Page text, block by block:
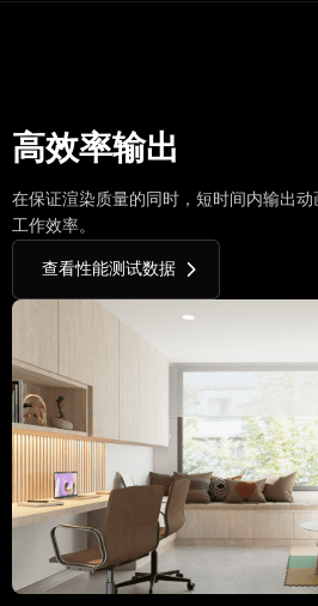
高效率输出
在保证渲染质量的同时，短时间内输出
工作效率。
查看性能测试数据